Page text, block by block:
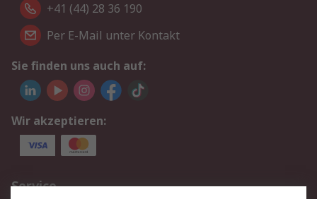
+41 (44) 28 36 190
Per E-Mail unter Kontakt
Sie finden uns auch auf:
Wir akzeptieren:
Service